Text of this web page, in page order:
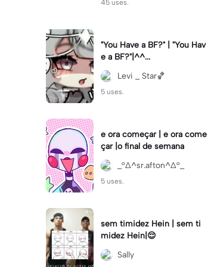
45 uses.
"You Have a BF?" | "You Hav
e a BF?"|^^...
Levi _ Star🏀
5 uses.
e ora começar | e ora come
çar |o final de semana
_°∆^sr.afton^∆°_
5 uses.
sem timidez Hein | sem ti
midez Hein|😌
Sally